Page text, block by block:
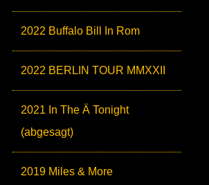
2022 Buffalo Bill In Rom
2022 BERLIN TOUR MMXXII
2021 In The Ä Tonight
(abgesagt)
2019 Miles & More